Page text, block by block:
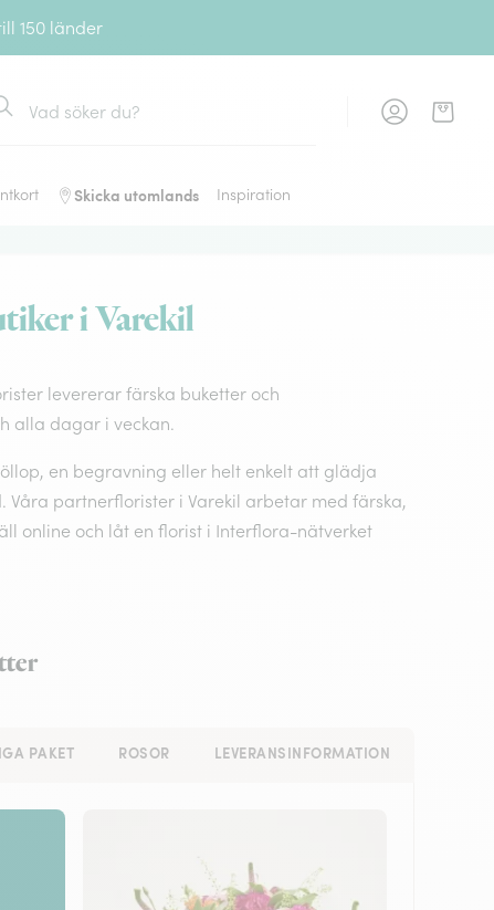
150 länder
Skicka utomlands Inspiration
i Varekil
levererar färska buketter och
alla dagar i veckan.
en begravning eller helt enkelt att glädja
partnerflorister i Varekil arbetar med färska,
online och låt en florist i Interflora-nätverket
PAKET ROSOR LEVERANSINFORMATION